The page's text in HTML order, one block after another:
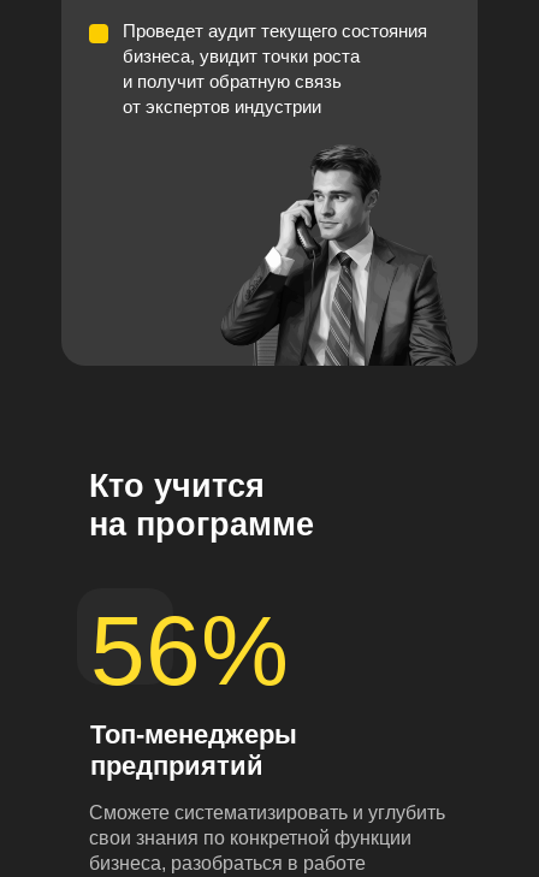
Проведет аудит текущего состояния
бизнеса, увидит точки роста
и получит обратную связь
от экспертов индустрии
Кто учится
на программе
Топ-менеджеры
предприятий
Сможете систематизировать и углубить
свои знания по конкретной функции
бизнеса, разобраться в работе
56%